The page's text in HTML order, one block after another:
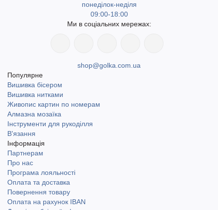
понеділок-неділя
09:00-18:00
Ми в соціальних мережах:
shop@golka.com.ua
Популярне
Вишивка бісером
Вишивка нитками
Живопис картин по номерам
Алмазна мозаїка
Інструменти для рукоділля
В'язання
Інформація
Партнерам
Про нас
Програма лояльності
Оплата та доставка
Повернення товару
Оплата на рахунок IBAN